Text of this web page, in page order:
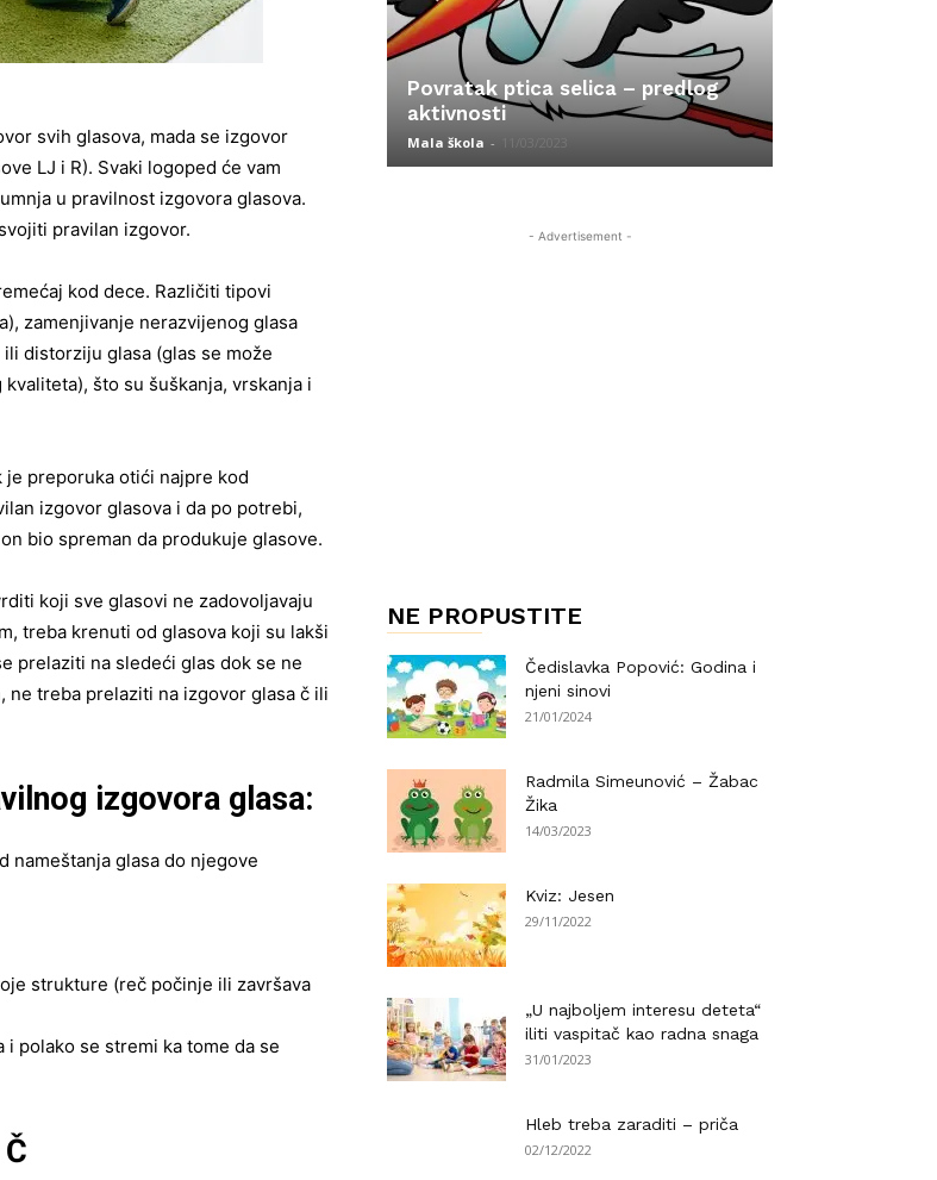
svih glasova, mada se izgovor
LJ i R). Svaki logoped će vam
u pravilnost izgovora glasova.
pravilan izgovor.
kod dece. Različiti tipovi
zamenjivanje nerazvijenog glasa
distorziju glasa (glas se može
što su šuškanja, vrskanja i
je preporuka otići najpre kod
izgovor glasova i da po potrebi,
bio spreman da produkuje glasove.
koji sve glasovi ne zadovoljavaju
treba krenuti od glasova koji su lakši
prelaziti na sledeći glas dok se ne
ne treba prelaziti na izgovor glasa č ili
izgovora glasa:
nameštanja glasa do njegove
strukture (reč počinje ili završava
polako se stremi ka tome da se
Povratak ptica selica – predlog
aktivnosti
Mala škola -
- Advertisement -
NE PROPUSTITE
Čedislavka Popović: Godina i
njeni sinovi
21/01/2024
Radmila Simeunović – Žabac
Žika
14/03/2023
Kviz: Jesen
29/11/2022
„U najboljem interesu deteta“
iliti vaspitač kao radna snaga
31/01/2023
Hleb treba zaraditi – priča
02/12/2022